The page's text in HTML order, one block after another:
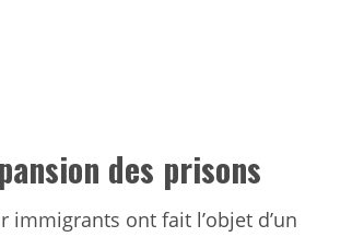
des prisons
ont fait l’objet d’un